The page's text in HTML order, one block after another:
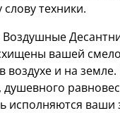
техники.
вашей
воздухе и на
исполняются